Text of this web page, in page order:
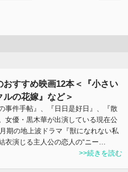
すすめ映画12本＜『小さい
の花嫁』など＞
事件手帖』、『日日是好日』、『散
女優・黒木華が出演している現在公
期の地上波ドラマ『獣になれない私
衣演じる主人公の恋人の“ニー…
>>続きを読む